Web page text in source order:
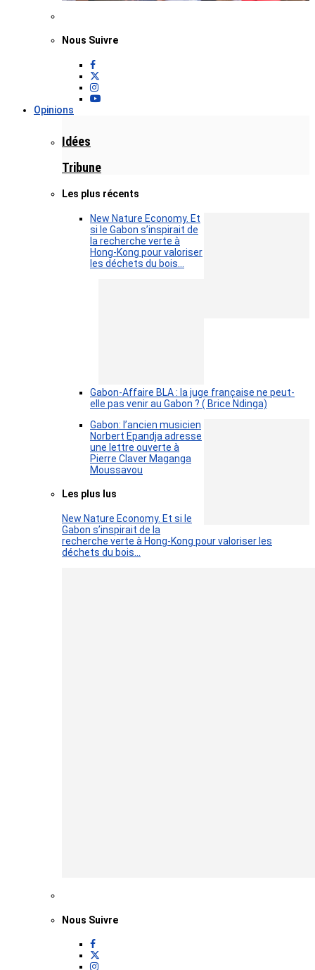
Nous Suivre
Opinions
Idées
Tribune
Les plus récents
New Nature Economy. Et
si le Gabon s’inspirait de
la recherche verte à
Hong-Kong pour valoriser
les déchets du bois…
Gabon-Affaire BLA : la juge française ne peut-
elle pas venir au Gabon ? ( Brice Ndinga)
Gabon: l’ancien musicien
Norbert Epandja adresse
une lettre ouverte à
Pierre Claver Maganga
Moussavou
Les plus lus
New Nature Economy. Et si le
Gabon s’inspirait de la
recherche verte à Hong-Kong pour valoriser les
déchets du bois…
Nous Suivre